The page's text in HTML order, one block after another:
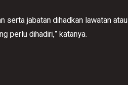
serta jabatan dihadkan lawatan
perlu dihadiri,” katanya.